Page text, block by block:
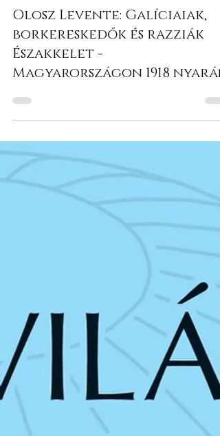
2024. szept. 23.
1 perc olvasás
Olosz Levente: Galíciaiak,
borkereskedők és razziák
Északkelet -
Magyarországon 1918 nyarán